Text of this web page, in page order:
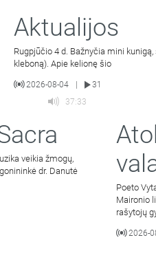
Aktualijos
Rugpjūčio 4 d. Bažnyčia mini
kleboną). Apie kelionę šio
2026-08-04
31
37:33
veikia žmogų,
dr. Danutė
Poeto
Maironio
rašytojų
2026-